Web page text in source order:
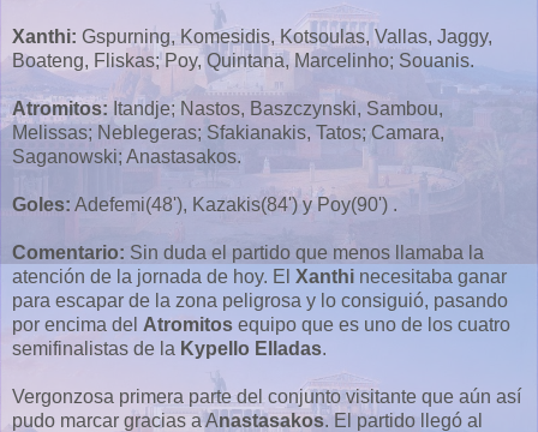
Xanthi: Gspurning, Komesidis, Kotsoulas, Vallas, Jaggy,
Boateng, Fliskas; Poy, Quintana, Marcelinho; Souanis.
Atromitos: Itandje; Nastos, Baszczynski, Sambou,
Melissas; Neblegeras; Sfakianakis, Tatos; Camara,
Saganowski; Anastasakos.
Goles: Adefemi(48'), Kazakis(84') y Poy(90') .
Comentario: Sin duda el partido que menos llamaba la
atención de la jornada de hoy. El Xanthi necesitaba ganar
para escapar de la zona peligrosa y lo consiguió, pasando
por encima del Atromitos equipo que es uno de los cuatro
semifinalistas de la Kypello Elladas.
Vergonzosa primera parte del conjunto visitante que aún así
pudo marcar gracias a Anastasakos. El partido llegó al